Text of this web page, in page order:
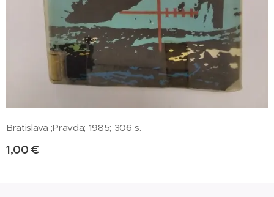
Bratislava ;Pravda; 1985; 306 s.
1,00 €